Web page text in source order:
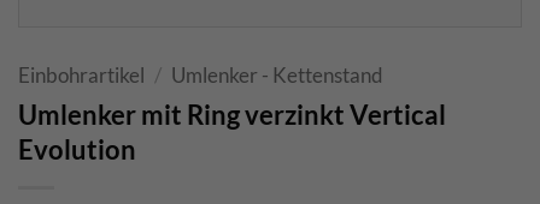
Einbohrartikel / Umlenker - Kettenstand
Umlenker mit Ring verzinkt Vertical
Evolution